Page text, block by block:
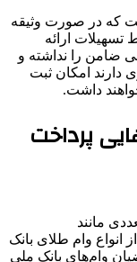
که در صورت وثیقه
ارائه
ضامن را نداشته و
دارند امکان ثبت
داشت.
پرداخت
مانند
انواع وام طلای بانک
وام‌های بانک ملی